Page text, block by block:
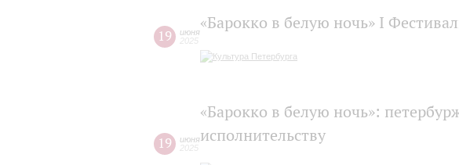
19
июня
2025
«Барокко в белую ночь» I
19
июня
2025
«Барокко в белую ночь»:
исполнительству